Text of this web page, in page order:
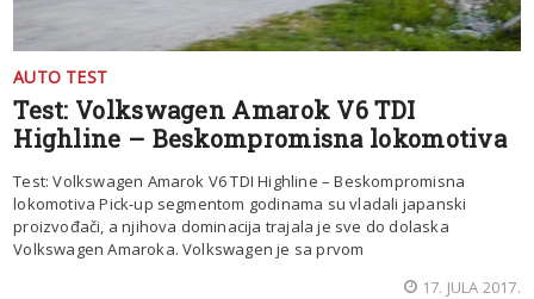
AUTO TEST
Test: Volkswagen Amarok V6 TDI
Highline – Beskompromisna lokomotiva
Test: Volkswagen Amarok V6 TDI Highline – Beskompromisna
lokomotiva Pick-up segmentom godinama su vladali japanski
proizvođači, a njihova dominacija trajala je sve do dolaska
Volkswagen Amaroka. Volkswagen je sa prvom
17. JULA 2017.